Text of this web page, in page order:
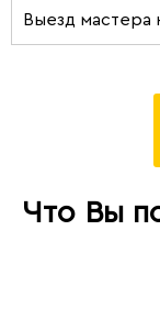
Выезд мастера
Что Вы